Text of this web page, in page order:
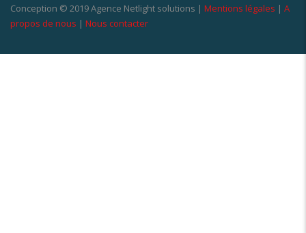
Conception © 2019 Agence Netlight solutions | Mentions légales | A
propos de nous | Nous contacter